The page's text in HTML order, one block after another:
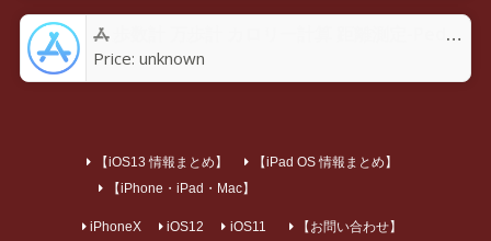
歩数計 万歩計 カロリー計算 距離測定-Pedoroアプリ - App Store
Price: unknown
【iOS13 情報まとめ】
【iPad OS 情報まとめ】
【iPhone・iPad・Mac】
iPhoneX iOS12 iOS11 【お問い合わせ】